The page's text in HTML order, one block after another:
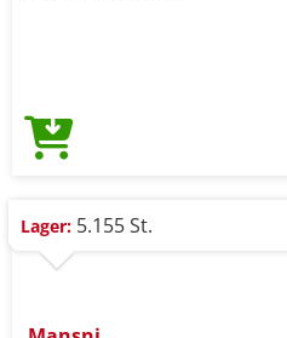
Lager: 5.155 St.